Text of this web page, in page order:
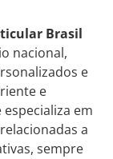
Brasil
nacional,
e
e
em
a
sempre